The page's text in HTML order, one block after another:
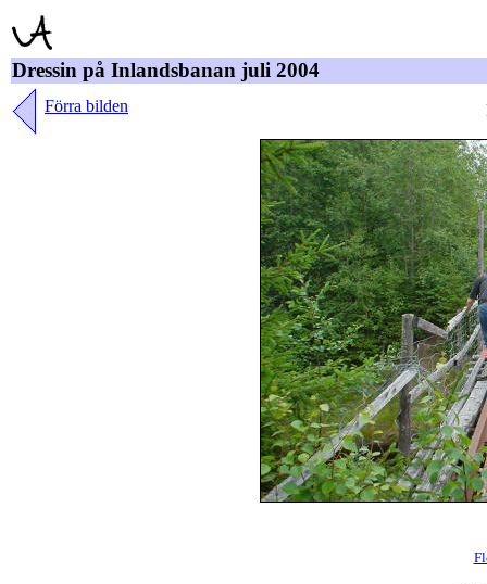
Dressin på Inlandsbanan juli 2004
Förra bilden